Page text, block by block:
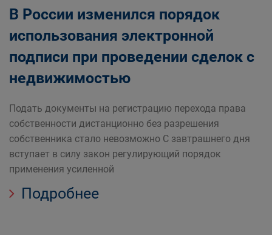
В России изменился порядок
использования электронной
подписи при проведении сделок с
недвижимостью
Подать документы на регистрацию перехода права
собственности дистанционно без разрешения
собственника стало невозможно С завтрашнего дня
вступает в силу закон регулирующий порядок
применения усиленной
Подробнее